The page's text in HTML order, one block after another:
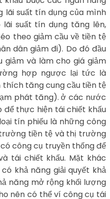
lãi suất tín dụng của mình
lãi suất tín dụng tăng lên,
theo giảm cầu về tiền tệ
dân giảm đi). Do đó đầu
và làm cho giá giảm
hợp ngược lại tức là
tăng cung cầu tiền tệ
phát tăng). ở các nước
thực hiện tái chiết khấu
tín phiếu là những công
tiền tệ và thị trường
công cụ truyền thống để
tái chiết khấu. Mặt khác
khả năng giải quyết khả
năng mở rộng khối lượng
nên có thể ví công cụ tái